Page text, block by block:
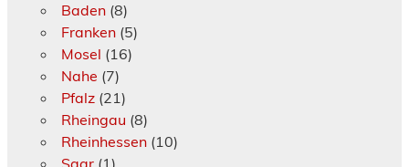
Baden(8)
Franken(5)
Mosel (16)
Nahe (7)
Pfalz(21)
Rheingau (8)
Rheinhessen(10)